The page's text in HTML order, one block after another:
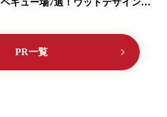
ベキュー場7選！ウッドデザインパ
PR一覧